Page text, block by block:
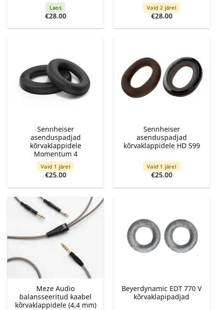
Laos
€28.00
Vaid 2 järel
€28.00
Sennheiser
asenduspadjad
kõrvaklappidele
Momentum 4
Vaid 1 järel
€25.00
Sennheiser
asenduspadjad
kõrvaklappidele HD 599
Vaid 1 järel
€25.00
Meze Audio
balansseeritud kaabel
kõrvaklappidele (4,4 mm)
Beyerdynamic EDT 770 V
kõrvaklapipadjad